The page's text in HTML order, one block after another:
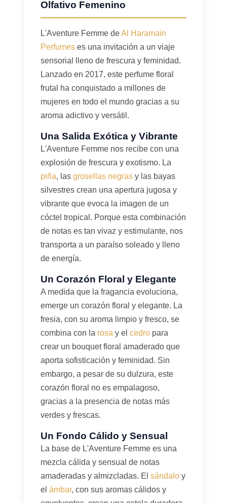
Olfativo Femenino
L'Aventure Femme deAl Haramain
Perfumes es una invitación a un viaje
sensorial lleno de frescura y feminidad.
Lanzado en 2017, este perfume floral
frutal ha conquistado a millones de
mujeres en todo el mundo gracias a su
aroma adictivo y versátil.
Una Salida Exótica y Vibrante
L'Aventure Femme nos recibe con una
explosión de frescura y exotismo. La
piña, las grosellas negras y las bayas
silvestres crean una apertura jugosa y
vibrante que evoca la imagen de un
cóctel tropical. Porque esta combinación
de notas es tan vivaz y estimulante, nos
transporta a un paraíso soleado y lleno
de energía.
Un Corazón Floral y Elegante
A medida que la fragancia evoluciona,
emerge un corazón floral y elegante. La
fresia, con su aroma limpio y fresco, se
combina con la rosa y el cedro para
crear un bouquet floral amaderado que
aporta sofisticación y feminidad. Sin
embargo, a pesar de su dulzura, este
corazón floral no es empalagoso,
gracias a la presencia de notas más
verdes y frescas.
Un Fondo Cálido y Sensual
La base de L'Aventure Femme es una
mezcla cálida y sensual de notas
amaderadas y almizcladas. El sándalo y
el ámbar, con sus aromas cálidos y